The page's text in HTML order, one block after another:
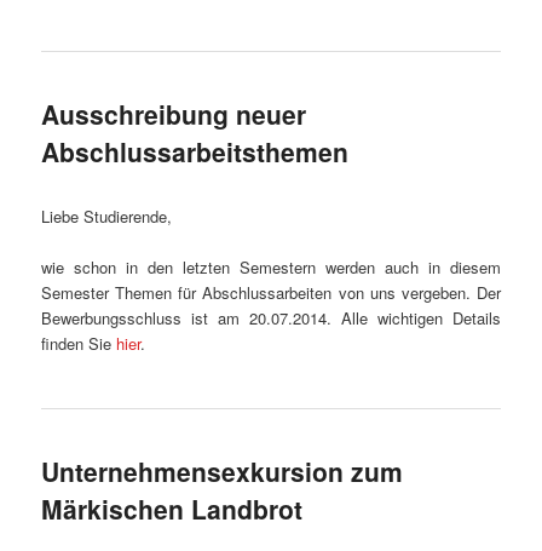
Ausschreibung neuer
Abschlussarbeitsthemen
Liebe Studierende,
wie schon in den letzten Semestern werden auch in diesem
Semester Themen für Abschlussarbeiten von uns vergeben. Der
Bewerbungsschluss ist am 20.07.2014. Alle wichtigen Details
finden Sie hier.
Unternehmensexkursion zum
Märkischen Landbrot